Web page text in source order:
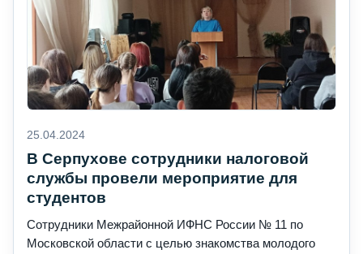
25.04.2024
В Серпухове сотрудники налоговой
службы провели мероприятие для
студентов
Сотрудники Межрайонной ИФНС России № 11 по
Московской области с целью знакомства молодого